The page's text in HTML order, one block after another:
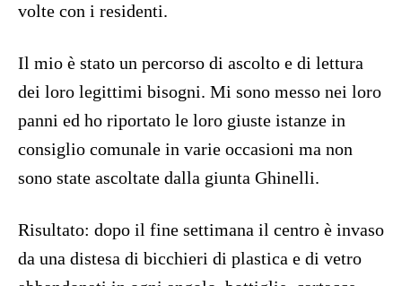
volte con i residenti.
Il mio è stato un percorso di ascolto e di lettura
dei loro legittimi bisogni. Mi sono messo nei loro
panni ed ho riportato le loro giuste istanze in
consiglio comunale in varie occasioni ma non
sono state ascoltate dalla giunta Ghinelli.
Risultato: dopo il fine settimana il centro è invaso
da una distesa di bicchieri di plastica e di vetro